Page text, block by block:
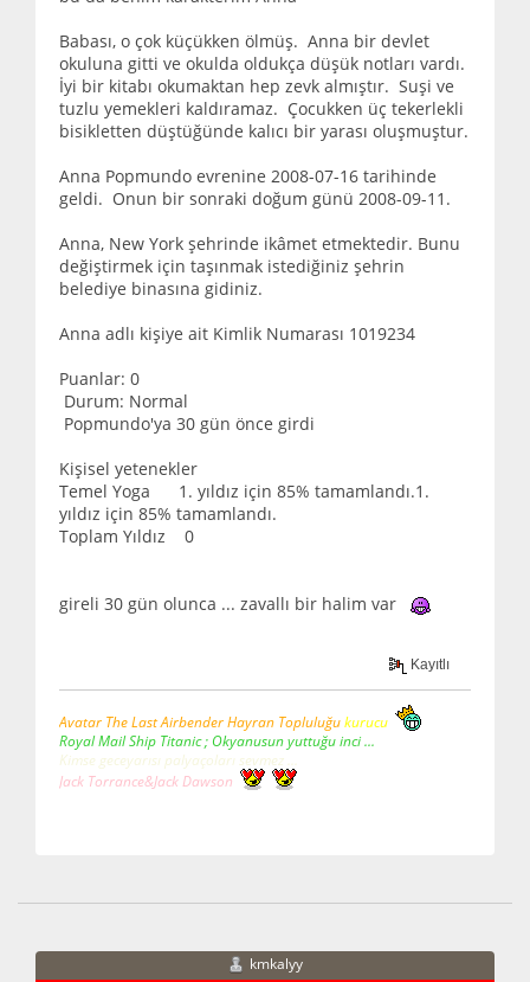
Babası, o çok küçükken ölmüş. Anna bir devlet
okuluna gitti ve okulda oldukça düşük notları vardı.
İyi bir kitabı okumaktan hep zevk almıştır. Suşi ve
tuzlu yemekleri kaldıramaz. Çocukken üç tekerlekli
bisikletten düştüğünde kalıcı bir yarası oluşmuştur.
Anna Popmundo evrenine 2008-07-16 tarihinde
geldi. Onun bir sonraki doğum günü 2008-09-11.
Anna, New York şehrinde ikâmet etmektedir. Bunu
değiştirmek için taşınmak istediğiniz şehrin
belediye binasına gidiniz.
Anna adlı kişiye ait Kimlik Numarası 1019234
Puanlar: 0
Durum: Normal
Popmundo'ya 30 gün önce girdi
Kişisel yetenekler
Temel Yoga 1. yıldız için 85% tamamlandı.1.
yıldız için 85% tamamlandı.
Toplam Yıldız 0
gireli 30 gün olunca ... zavallı bir halim var
Kayıtlı
Avatar The Last Airbender Hayran Topluluğukurucu
Royal Mail Ship Titanic ; Okyanusun yuttuğu inci ...
Kimse geceyarısı palyaçoları sevmez ...
Jack Torrance&Jack Dawson
kmkalyy